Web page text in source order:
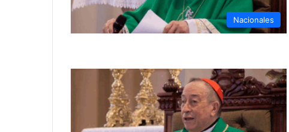
Nacionales